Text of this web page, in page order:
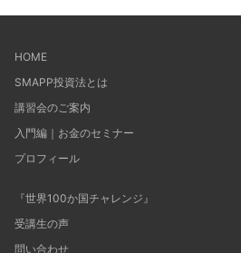
HOME
SMAPP投資法とは
講習会のご案内
入門編｜お金のセミナー
プロフィール
『世界100か国チャレンジ』
受講生の声
問い合わせ